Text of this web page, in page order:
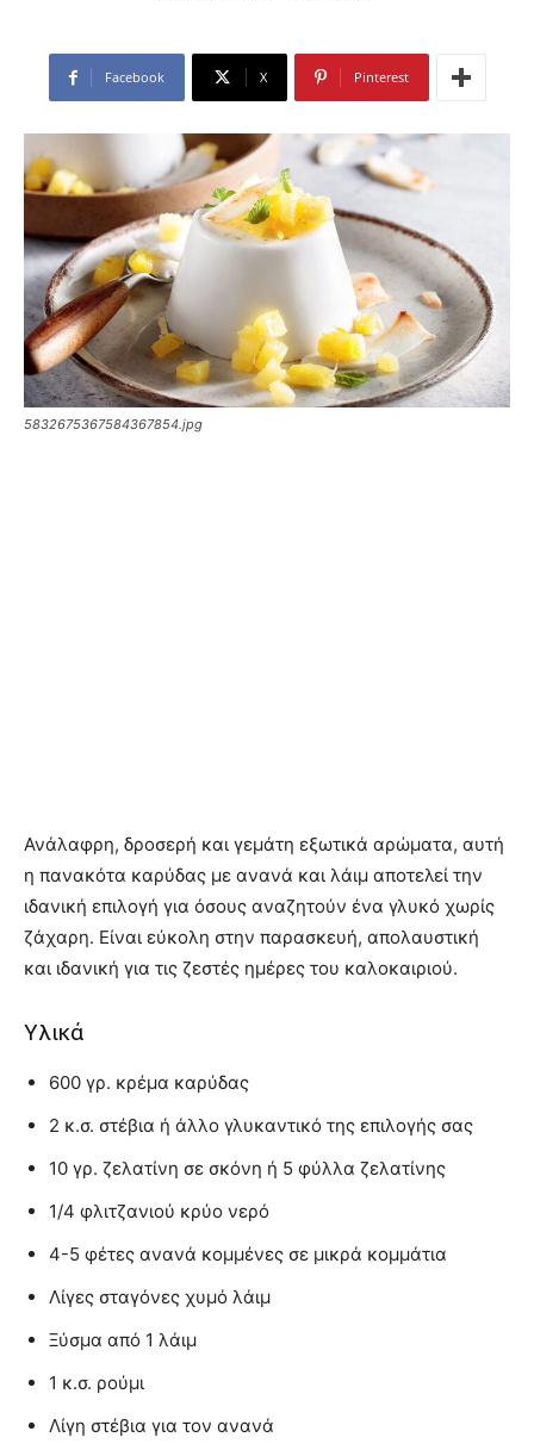
Facebook X Pinterest
5832675367584367854.jpg
Ανάλαφρη, δροσερή και γεμάτη εξωτικά αρώματα, αυτή
η πανακότα καρύδας με ανανά και λάιμ αποτελεί την
ιδανική επιλογή για όσους αναζητούν ένα γλυκό χωρίς
ζάχαρη. Είναι εύκολη στην παρασκευή, απολαυστική
και ιδανική για τις ζεστές ημέρες του καλοκαιριού.
Υλικά
600 γρ. κρέμα καρύδας
2 κ.σ. στέβια ή άλλο γλυκαντικό της επιλογής σας
10 γρ. ζελατίνη σε σκόνη ή 5 φύλλα ζελατίνης
1/4 φλιτζανιού κρύο νερό
4-5 φέτες ανανά κομμένες σε μικρά κομμάτια
Λίγες σταγόνες χυμό λάιμ
Ξύσμα από 1 λάιμ
1 κ.σ. ρούμι
Λίγη στέβια για τον ανανά